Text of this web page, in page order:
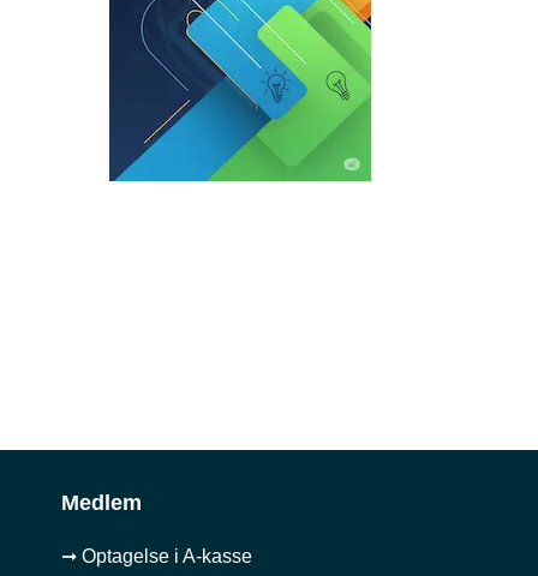
Medlem
➞ Optagelse i A-kasse